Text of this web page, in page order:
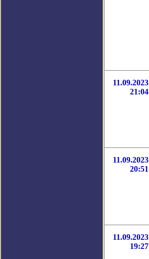
11.09.2023
21:04
11.09.2023
20:51
11.09.2023
19:27